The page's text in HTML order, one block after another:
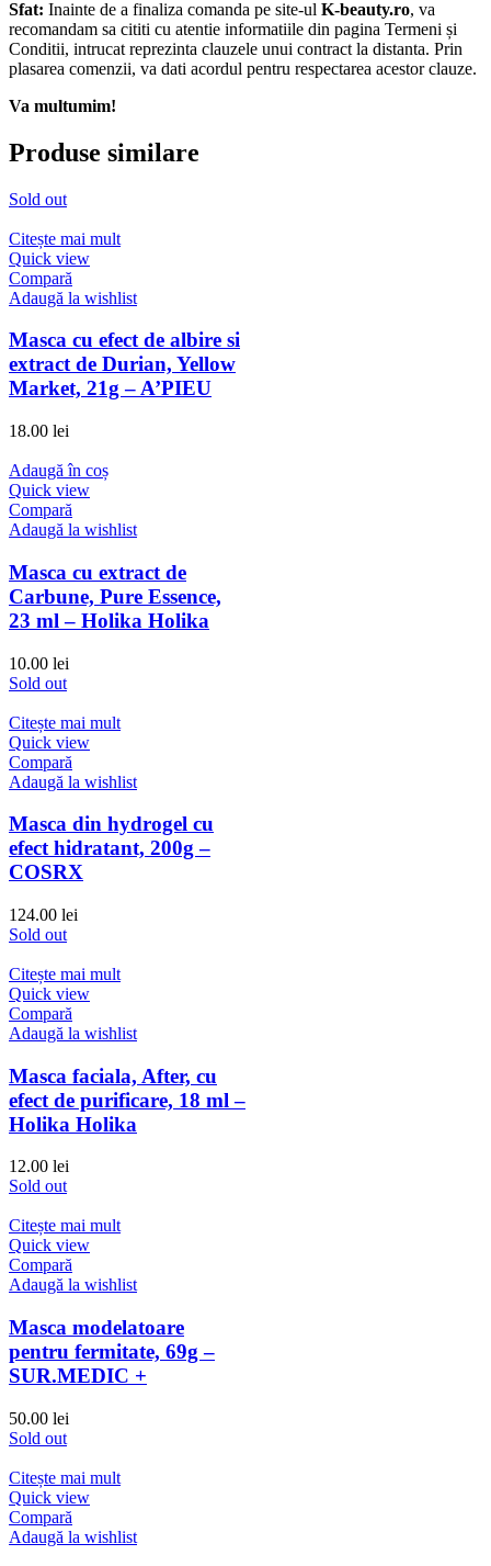
Sfat: Inainte de a finaliza comanda pe site-ul K-beauty.ro, va
recomandam sa cititi cu atentie informatiile din pagina Termeni și
Conditii, intrucat reprezinta clauzele unui contract la distanta. Prin
plasarea comenzii, va dati acordul pentru respectarea acestor clauze.
Va multumim!
Produse similare
Sold out
Citește mai mult
Quick view
Compară
Adaugă la wishlist
Masca cu efect de albire si
extract de Durian, Yellow
Market, 21g – A’PIEU
18.00 lei
Adaugă în coș
Quick view
Compară
Adaugă la wishlist
Masca cu extract de
Carbune, Pure Essence,
23 ml – Holika Holika
10.00 lei
Sold out
Citește mai mult
Quick view
Compară
Adaugă la wishlist
Masca din hydrogel cu
efect hidratant, 200g –
COSRX
124.00 lei
Sold out
Citește mai mult
Quick view
Compară
Adaugă la wishlist
Masca faciala, After, cu
efect de purificare, 18 ml –
Holika Holika
12.00 lei
Sold out
Citește mai mult
Quick view
Compară
Adaugă la wishlist
Masca modelatoare
pentru fermitate, 69g –
SUR.MEDIC +
50.00 lei
Sold out
Citește mai mult
Quick view
Compară
Adaugă la wishlist